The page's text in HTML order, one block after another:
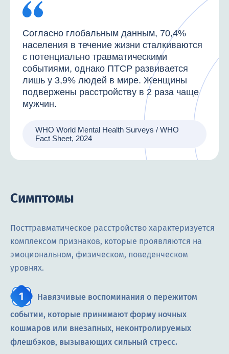
Согласно глобальным данным, 70,4%
населения в течение жизни сталкиваются
с потенциально травматическими
событиями, однако ПТСР развивается
лишь у 3,9% людей в мире. Женщины
подвержены расстройству в 2 раза чаще
мужчин.
WHO World Mental Health Surveys / WHO
Fact Sheet, 2024
Симптомы
Посттравматическое расстройство характеризуется
комплексом признаков, которые проявляются на
эмоциональном, физическом, поведенческом
уровнях.
Навязчивые воспоминания о пережитом
событии, которые принимают форму ночных
кошмаров или внезапных, неконтролируемых
флешбэков, вызывающих сильный стресс.